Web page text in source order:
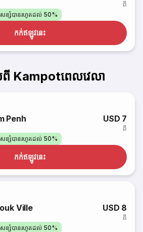
ពី
សន្សំបានរហូតដល់ 50%
កក់​ឥឡូវនេះ
ពី Kampotពេលវេលា
Penh USD 7
ពី
សន្សំបានរហូតដល់ 50%
កក់​ឥឡូវនេះ
Ville USD 8
ពី
សន្សំបានរហូតដល់ 50%